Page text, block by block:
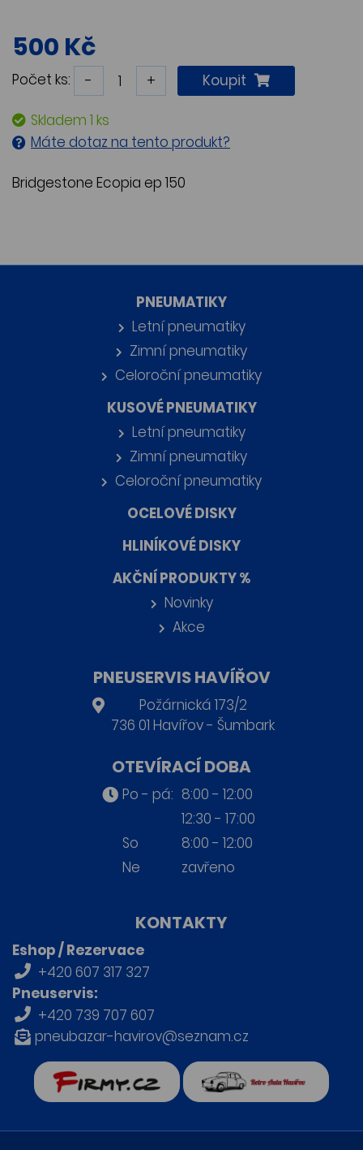
500 Kč
Počet ks: - + Koupit
Skladem 1 ks
Máte dotaz na tento produkt?
Bridgestone Ecopia ep 150
PNEUMATIKY
Letní pneumatiky
Zimní pneumatiky
Celoroční pneumatiky
KUSOVÉ PNEUMATIKY
Letní pneumatiky
Zimní pneumatiky
Celoroční pneumatiky
OCELOVÉ DISKY
HLINÍKOVÉ DISKY
AKČNÍ PRODUKTY %
Novinky
Akce
PNEUSERVIS HAVÍŘOV
Požárnická 173/2
736 01 Havířov - Šumbark
OTEVÍRACÍ DOBA
Po - pá: 8:00 - 12:00
12:30 - 17:00
So
8:00 - 12:00
Ne
zavřeno
KONTAKTY
Eshop / Rezervace
+420 607 317 327
Pneuservis:
+420 739 707 607
pneubazar-havirov@seznam.cz
Retro auta Havířov